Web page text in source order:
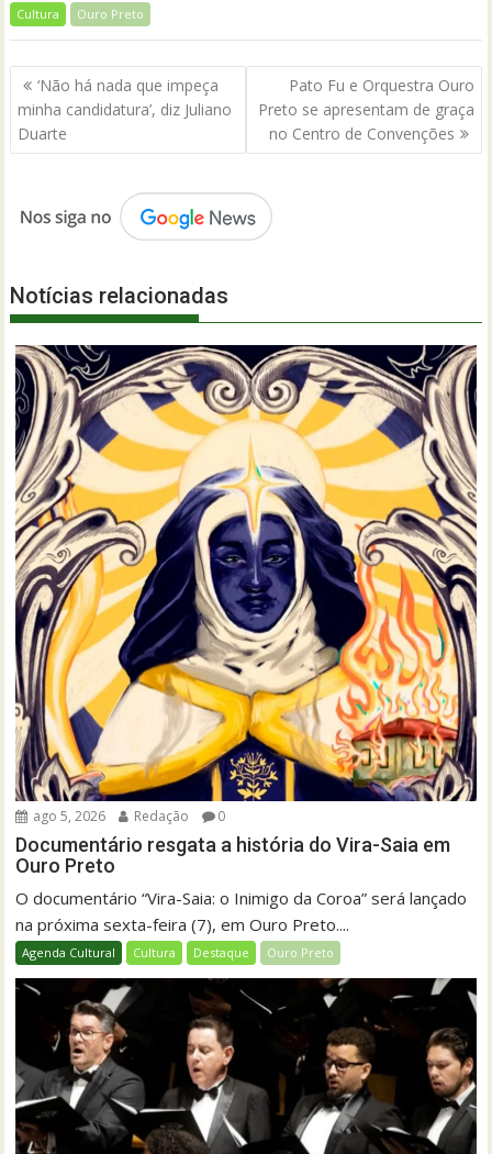
Cultura Ouro Preto
Navegação
de
Post
‘Não há nada que impeça
minha candidatura’, diz Juliano
Duarte
Pato Fu e Orquestra Ouro
Preto se apresentam de graça
no Centro de Convenções
Notícias relacionadas
ago 5, 2026 Redação 0
Documentário resgata a história do Vira-Saia em
Ouro Preto
O documentário “Vira-Saia: o Inimigo da Coroa” será lançado
na próxima sexta-feira (7), em Ouro Preto....
Agenda Cultural Cultura Destaque Ouro Preto